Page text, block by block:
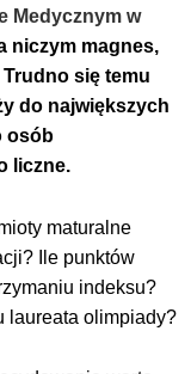
Medycznym w
niczym magnes,
się temu
do największych
osób
liczne.
maturalne
Ile punktów
indeksu?
laureata olimpiady?